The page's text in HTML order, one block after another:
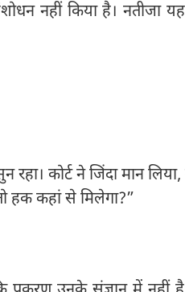
नहीं किया है। नतीजा
रहा। कोर्ट ने जिंदा मान
हक कहां से मिलेगा?”